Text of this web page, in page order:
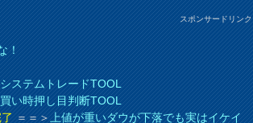
スポンサードリンク
！
ステムトレードTOOL
い時押し目判断TOOL
＝＝＞上値が重いダウが下落でも実はイケイ